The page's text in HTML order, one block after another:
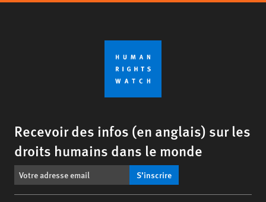
Recevoir des infos (en anglais) sur les
droits humains dans le monde
S’inscrire